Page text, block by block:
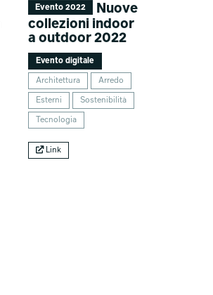
Evento 2022
Nuove
collezioni indoor
a outdoor 2022
Evento digitale
Architettura Arredo
Esterni Sostenibilità
Tecnologia
Link